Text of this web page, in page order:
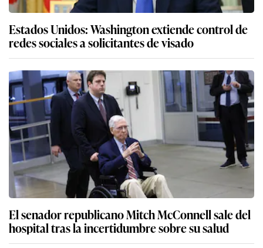
Estados Unidos: Washington extiende control de
redes sociales a solicitantes de visado
El senador republicano Mitch McConnell sale del
hospital tras la incertidumbre sobre su salud